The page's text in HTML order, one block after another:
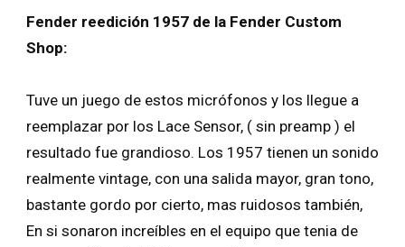
Fender reedición 1957 de la Fender Custom
Shop:
Tuve un juego de estos micrófonos y los llegue a
reemplazar por los Lace Sensor, ( sin preamp ) el
resultado fue grandioso. Los 1957 tienen un sonido
realmente vintage, con una salida mayor, gran tono,
bastante gordo por cierto, mas ruidosos también,
En si sonaron increíbles en el equipo que tenia de